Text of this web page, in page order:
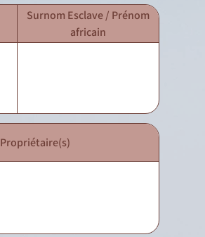
Surnom Esclave / Prénom
africain
Propriétaire(s)